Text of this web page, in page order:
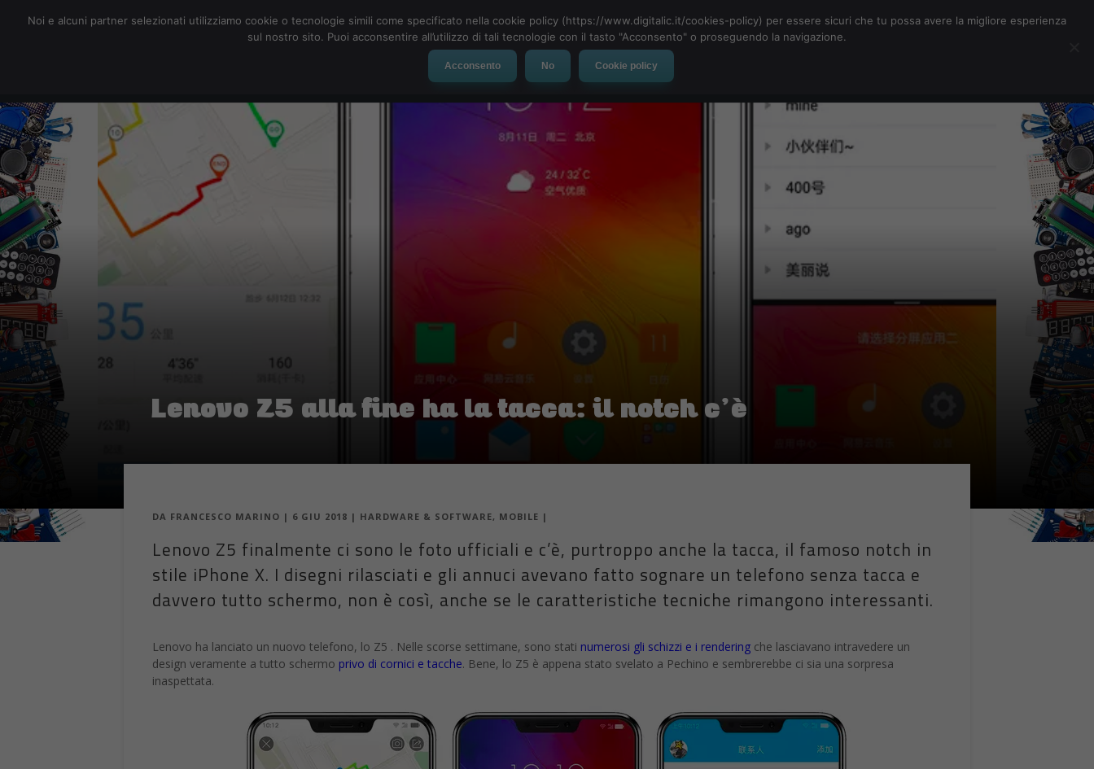
Social Network App Automotive Tech-News
Lenovo Z5 alla fine ha la tacca: il notch c’è
DA FRANCESCO MARINO | 6 GIU 2018 | HARDWARE & SOFTWARE, MOBILE |
Lenovo Z5 finalmente ci sono le foto ufficiali e c’è, purtroppo anche la tacca, il famoso notch in
stile iPhone X. I disegni rilasciati e gli annuci avevano fatto sognare un telefono senza tacca e
davvero tutto schermo, non è così, anche se le caratteristiche tecniche rimangono interessanti.
Lenovo ha lanciato un nuovo telefono, lo Z5 . Nelle scorse settimane, sono stati numerosi gli schizzi e i rendering che lasciavano intravedere un
design veramente a tutto schermo privo di cornici e tacche. Bene, lo Z5 è appena stato svelato a Pechino e sembrerebbe ci sia una sorpresa
inaspettata.
Noi e alcuni partner selezionati utilizziamo cookie o tecnologie simili come specificato nella cookie policy (https://www.digitalic.it/cookies-policy) per essere sicuri che tu possa avere la migliore esperienza
sul nostro sito. Puoi acconsentire all’utilizzo di tali tecnologie con il tasto "Acconsento" o proseguendo la navigazione.
Acconsento No Cookie policy